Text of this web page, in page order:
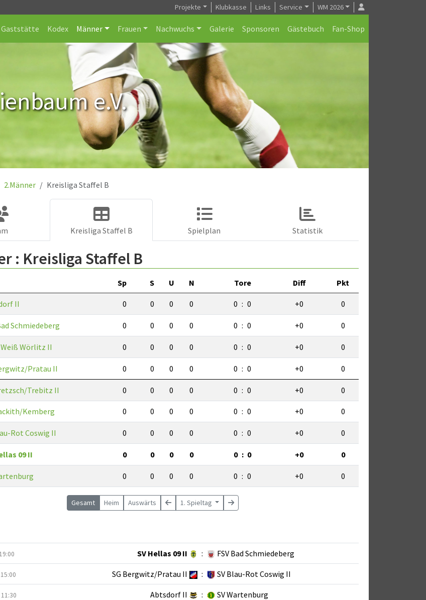
Projekte Klubkasse Links Service WM 2026
Gaststätte Kodex Männer Frauen Nachwuchs Galerie Sponsoren Gästebuch Fan-Shop
e.V.
2.Männer Kreisliga Staffel B
Kreisliga Staffel B Spielplan Statistik
: Kreisliga Staffel B
Sp S U N Tore Diff Pkt
II 0 0 0 0 0 : 0 +0 0
Schmiedeberg 0 0 0 0 0 : 0 +0 0
Wörlitz II 0 0 0 0 0 : 0 +0 0
Pratau II 0 0 0 0 0 : 0 +0 0
Trebitz II 0 0 0 0 0 : 0 +0 0
Kemberg 0 0 0 0 0 : 0 +0 0
Rot Coswig II 0 0 0 0 0 : 0 +0 0
09 II 0 0 0 0 0 : 0 +0 0
0 0 0 0 0 : 0 +0 0
Gesamt Heim Auswärts 1. Spieltag
19:00 SV Hellas 09 II : FSV Bad Schmiedeberg
15:00 SG Bergwitz/Pratau II : SV Blau-Rot Coswig II
11:30 Abtsdorf II : SV Wartenburg